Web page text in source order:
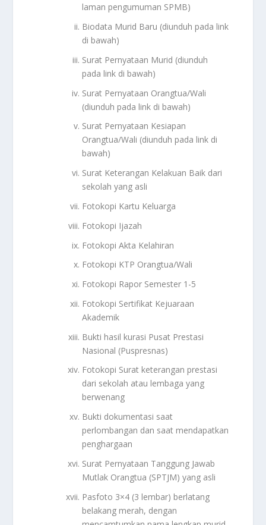
laman pengumuman SPMB)
Biodata Murid Baru (diunduh pada link
di bawah)
Surat Pernyataan Murid (diunduh
pada link di bawah)
Surat Pernyataan Orangtua/Wali
(diunduh pada link di bawah)
Surat Pernyataan Kesiapan
Orangtua/Wali (diunduh pada link di
bawah)
Surat Keterangan Kelakuan Baik dari
sekolah yang asli
Fotokopi Kartu Keluarga
Fotokopi Ijazah
Fotokopi Akta Kelahiran
Fotokopi KTP Orangtua/Wali
Fotokopi Rapor Semester 1-5
Fotokopi Sertifikat Kejuaraan
Akademik
Bukti hasil kurasi Pusat Prestasi
Nasional (Puspresnas)
Fotokopi Surat keterangan prestasi
dari sekolah atau lembaga yang
berwenang
Bukti dokumentasi saat
perlombangan dan saat mendapatkan
penghargaan
Surat Pernyataan Tanggung Jawab
Mutlak Orangtua (SPTJM) yang asli
Pasfoto 3×4 (3 lembar) berlatang
belakang merah, dengan